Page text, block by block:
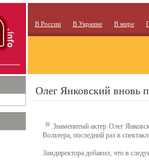
В России В Украине В мире
Олег Янковский вновь
Знаменитый актер Олег
Вольтера, последний раз в
Замдиректора добавил, что в